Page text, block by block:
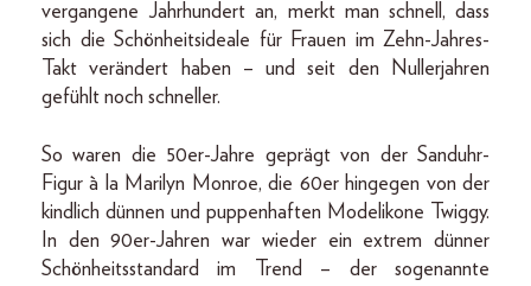
vergangene Jahrhundert an, merkt man schnell, dass
sich die Schönheitsideale für Frauen im Zehn-Jahres-
Takt verändert haben – und seit den Nullerjahren
gefühlt noch schneller.
So waren die 50er-Jahre geprägt von der Sanduhr-
Figur à la Marilyn Monroe, die 60er hingegen von der
kindlich dünnen und puppenhaften Modelikone Twiggy.
In den 90er-Jahren war wieder ein extrem dünner
Schönheitsstandard im Trend – der sogenannte